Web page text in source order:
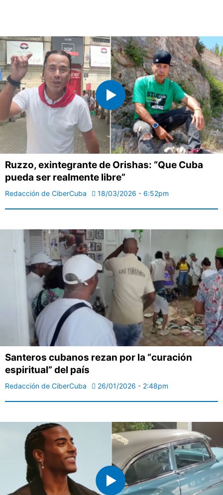
Ruzzo, exintegrante de Orishas: “Que Cuba
pueda ser realmente libre”
Redacción de CiberCuba 18/03/2026 - 6:52pm
Santeros cubanos rezan por la “curación
espiritual” del país
Redacción de CiberCuba 26/01/2026 - 2:48pm